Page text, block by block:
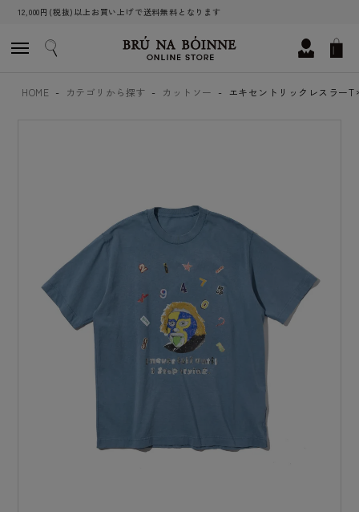
12,000円(税抜)以上お買い上げで送料無料となります
HOME カテゴリから探す カットソー エキセントリックレスラーT